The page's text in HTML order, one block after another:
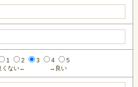
1 2 3 4
5
くない←
→良い